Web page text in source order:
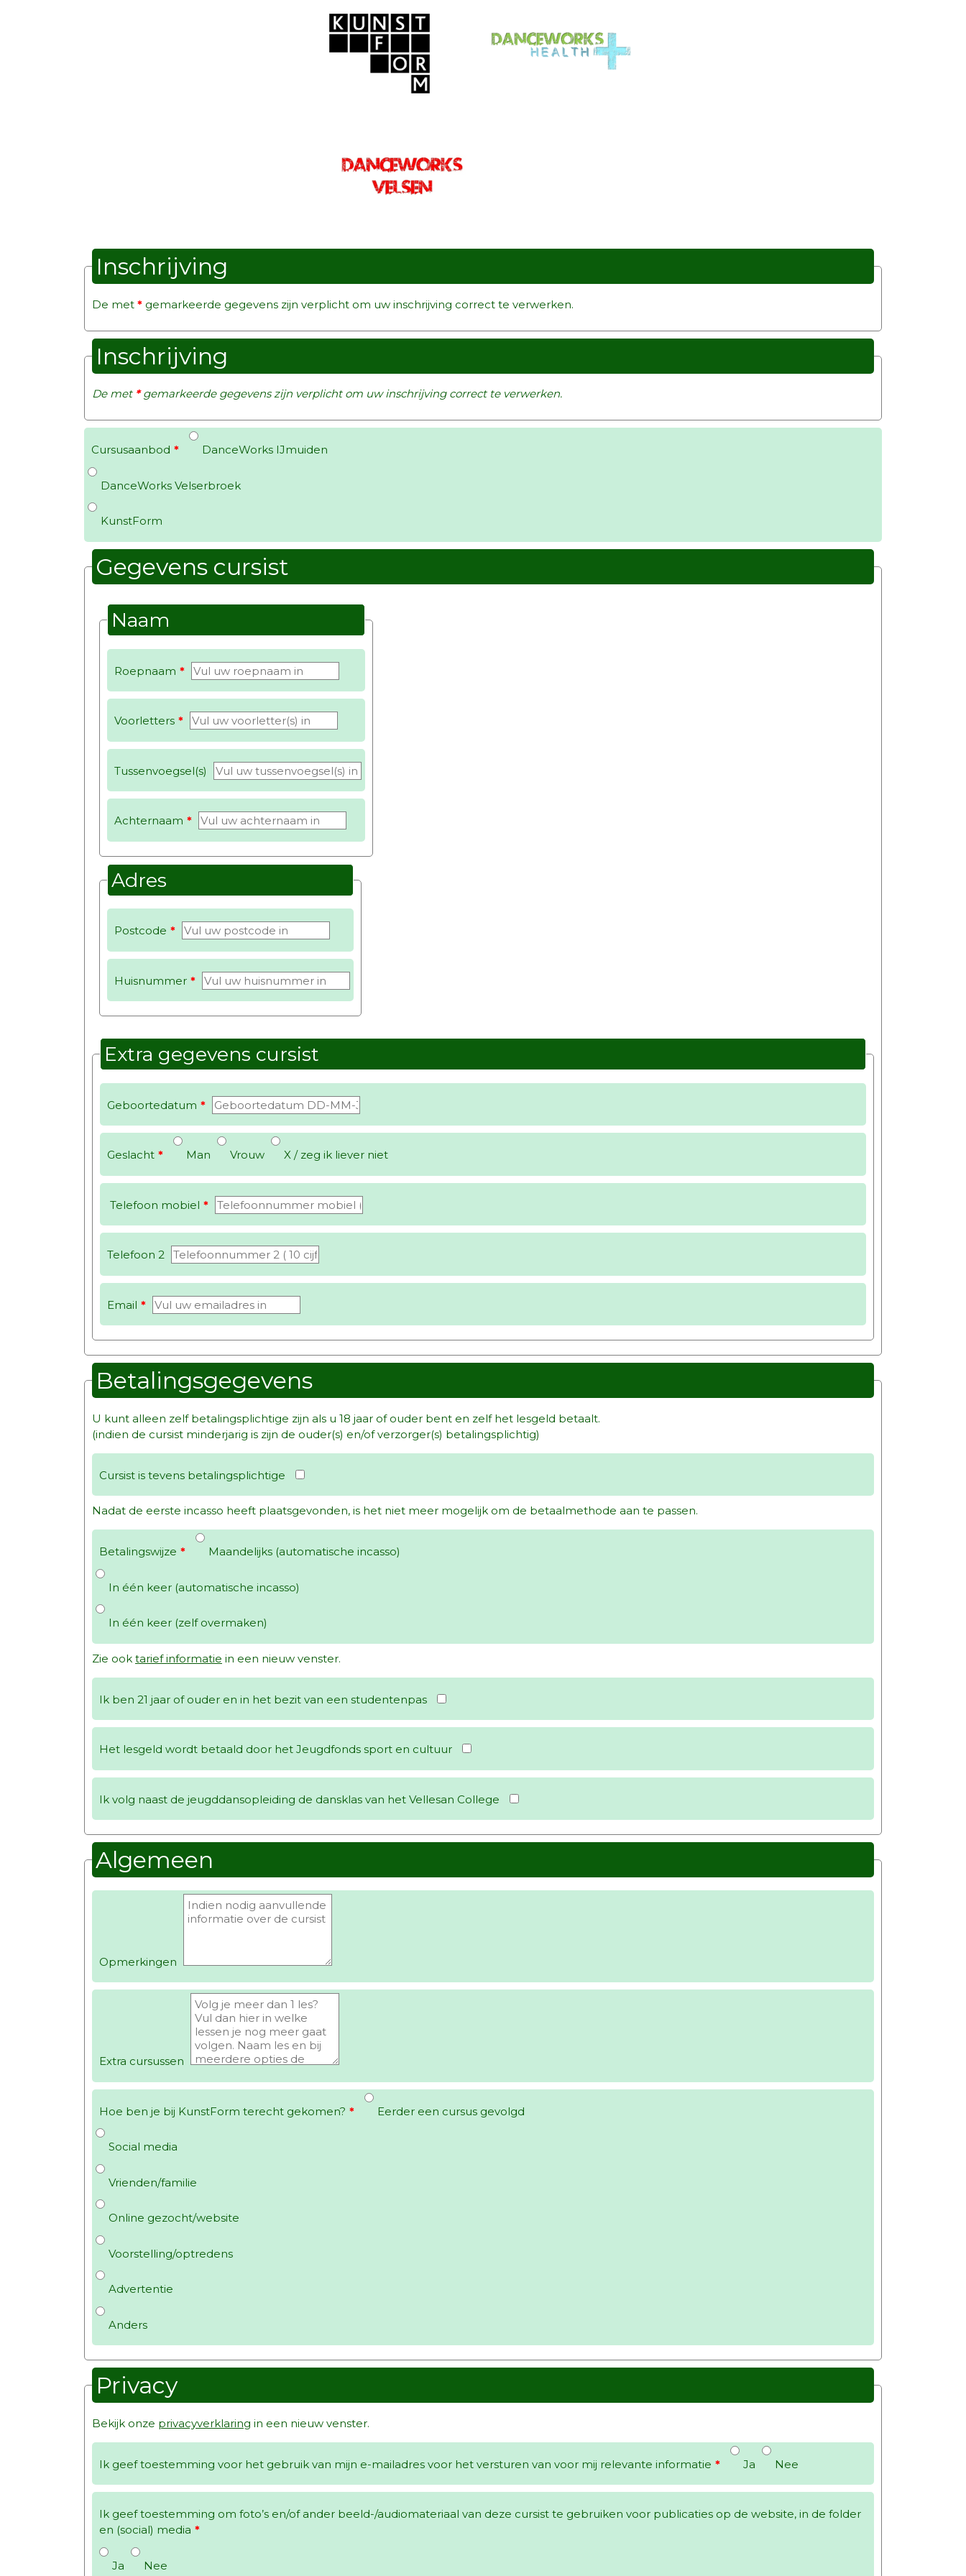
Inschrijving
De met * gemarkeerde gegevens zijn verplicht om uw inschrijving correct te verwerken.
Inschrijving
De met *gemarkeerde gegevens zijn verplicht om uw inschrijving correct te verwerken.
Cursusaanbod * DanceWorks IJmuiden
DanceWorks Velserbroek
KunstForm
Gegevens cursist
Naam
Roepnaam *
Voorletters *
Tussenvoegsel(s)
Achternaam *
Adres
Postcode *
Huisnummer *
Extra gegevens cursist
Geboortedatum *
Geslacht * Man Vrouw X / zeg ik liever niet
Telefoon mobiel *
Telefoon 2
Email *
Betalingsgegevens
U kunt alleen zelf betalingsplichtige zijn als u 18 jaar of ouder bent en zelf het lesgeld betaalt.
(indien de cursist minderjarig is zijn de ouder(s) en/of verzorger(s) betalingsplichtig)
Cursist is tevens betalingsplichtige
Nadat de eerste incasso heeft plaatsgevonden, is het niet meer mogelijk om de betaalmethode aan te passen.
Betalingswijze * Maandelijks (automatische incasso)
In één keer (automatische incasso)
In één keer (zelf overmaken)
Zie ook tarief informatie in een nieuw venster.
Ik ben 21 jaar of ouder en in het bezit van een studentenpas
Het lesgeld wordt betaald door het Jeugdfonds sport en cultuur
Ik volg naast de jeugddansopleiding de dansklas van het Vellesan College
Algemeen
Opmerkingen
Extra cursussen
Hoe ben je bij KunstForm terecht gekomen? * Eerder een cursus gevolgd
Social media
Vrienden/familie
Online gezocht/website
Voorstelling/optredens
Advertentie
Anders
Privacy
Bekijk onze privacyverklaring in een nieuw venster.
Ik geef toestemming voor het gebruik van mijn e-mailadres voor het versturen van voor mij relevante informatie * Ja Nee
Ik geef toestemming om foto’s en/of ander beeld-/audiomateriaal van deze cursist te gebruiken voor publicaties op de website, in de folder
en (social) media *
Ja Nee